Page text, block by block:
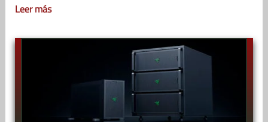
Leer más